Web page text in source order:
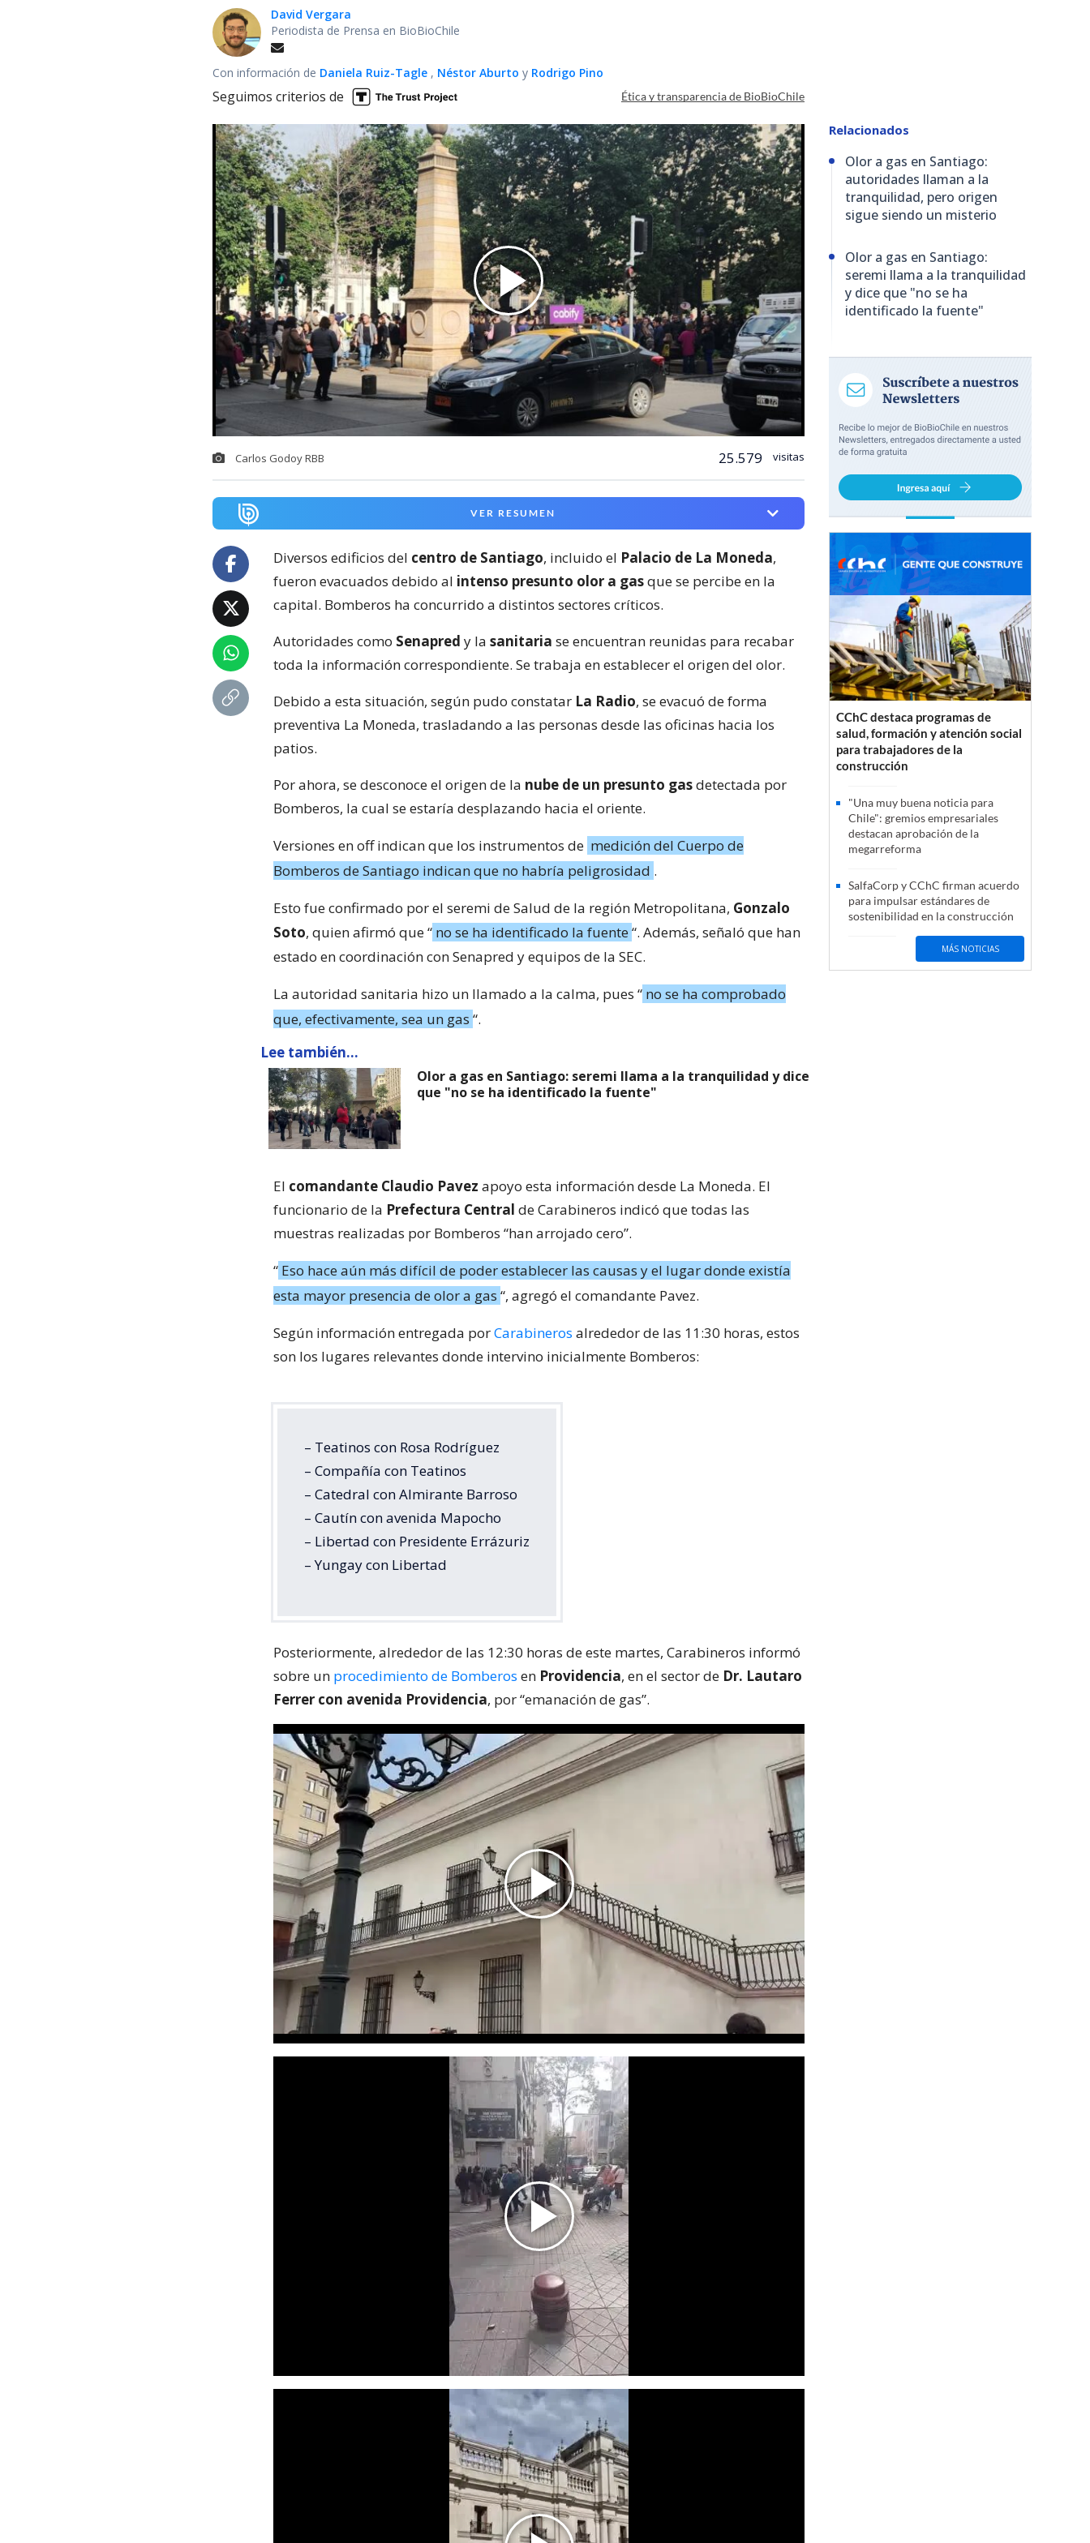
David Vergara
Periodista de Prensa en BioBioChile
Con información de Daniela Ruiz-Tagle , Néstor Aburto y Rodrigo Pino
Seguimos criterios de Ética y transparencia de BioBioChile
Carlos Godoy RBB 25.579 visitas
VER RESUMEN
Diversos edificios del centro de Santiago, incluido el Palacio de La Moneda,
fueron evacuados debido al intenso presunto olor a gasque se percibe en la
capital. Bomberos ha concurrido a distintos sectores críticos.
Autoridades como Senapred y la sanitaria se encuentran reunidas para recabar
toda la información correspondiente. Se trabaja en establecer el origen del olor.
Debido a esta situación, según pudo constatar La Radio, se evacuó de forma
preventiva La Moneda, trasladando a las personas desde las oficinas hacia los
patios.
Por ahora, se desconoce el origen de la nube de un presunto gasdetectada por
Bomberos, la cual se estaría desplazando hacia el oriente.
Versiones en off indican que los instrumentos de medición del Cuerpo de
Bomberos de Santiago indican que no habría peligrosidad .
Esto fue confirmado por el seremi de Salud de la región Metropolitana, Gonzalo
Soto, quien afirmó que “ no se ha identificado la fuente“. Además, señaló que han
estado en coordinación con Senapred y equipos de la SEC.
La autoridad sanitaria hizo un llamado a la calma, pues “ no se ha comprobado
que, efectivamente, sea un gas “.
Lee también...
Olor a gas en Santiago: seremi llama a la tranquilidad y dice
que "no se ha identificado la fuente"
El comandante Claudio Pavez apoyo esta información desde La Moneda. El
funcionario de la Prefectura Central de Carabineros indicó que todas las
muestras realizadas por Bomberos “han arrojado cero”.
“ Eso hace aún más difícil de poder establecer las causas y el lugar donde existía
esta mayor presencia de olor a gas “, agregó el comandante Pavez.
Según información entregada porCarabineros alrededor de las 11:30 horas, estos
son los lugares relevantes donde intervino inicialmente Bomberos:
– Teatinos con Rosa Rodríguez
– Compañía con Teatinos
– Catedral con Almirante Barroso
– Cautín con avenida Mapocho
– Libertad con Presidente Errázuriz
– Yungay con Libertad
Posteriormente, alrededor de las 12:30 horas de este martes, Carabineros informó
sobre un procedimiento de Bomberos en Providencia, en el sector de Dr. Lautaro
Ferrer con avenida Providencia, por “emanación de gas”.
Relacionados
Olor a gas en Santiago:
autoridades llaman a la
tranquilidad, pero origen
sigue siendo un misterio
Olor a gas en Santiago:
seremi llama a la tranquilidad
y dice que "no se ha
identificado la fuente"
CChC destaca programas de
salud, formación y atención social
para trabajadores de la
construcción
"Una muy buena noticia para
Chile": gremios empresariales
destacan aprobación de la
megarreforma
SalfaCorp y CChC firman acuerdo
para impulsar estándares de
sostenibilidad en la construcción
MÁS NOTICIAS